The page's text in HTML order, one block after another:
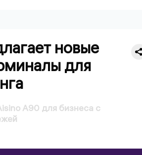
новые
для
A90 для бизнеса с